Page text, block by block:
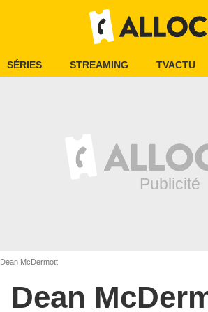
SÉRIES STREAMING TVACTU
Dean McDermott
Dean